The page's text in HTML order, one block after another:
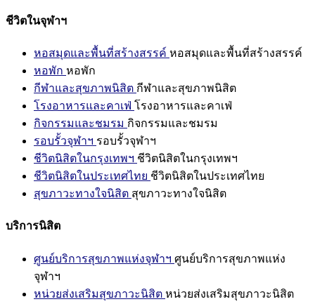
ชีวิตในจุฬาฯ
หอสมุดและพื้นที่สร้างสรรค์ หอสมุดและพื้นที่สร้างสรรค์
หอพัก หอพัก
กีฬาและสุขภาพนิสิต กีฬาและสุขภาพนิสิต
โรงอาหารและคาเฟ่ โรงอาหารและคาเฟ่
กิจกรรมและชมรม กิจกรรมและชมรม
รอบรั้วจุฬาฯ รอบรั้วจุฬาฯ
ชีวิตนิสิตในกรุงเทพฯ ชีวิตนิสิตในกรุงเทพฯ
ชีวิตนิสิตในประเทศไทย ชีวิตนิสิตในประเทศไทย
สุขภาวะทางใจนิสิต สุขภาวะทางใจนิสิต
บริการนิสิต
ศูนย์บริการสุขภาพแห่งจุฬาฯ ศูนย์บริการสุขภาพแห่ง
จุฬาฯ
หน่วยส่งเสริมสุขภาวะนิสิต หน่วยส่งเสริมสุขภาวะนิสิต